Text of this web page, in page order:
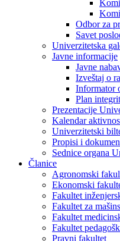
Odbor za
Savet
Univerzitetska
Javne informacije
Javne
Izveštaj o
Informator
Plan
Prezentacije
Kalendar
Univerzitetski
Propisi i
Sednice organa
Članice
Agronomski
Ekonomski
Fakultet
Fakultet za
Fakultet
Fakultet
Pravni fakultet